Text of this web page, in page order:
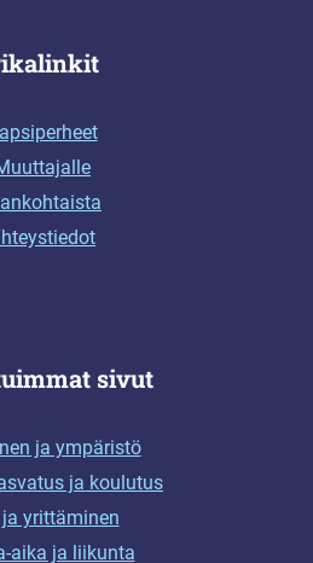
sivut
ja ympäristö
ja koulutus
yrittäminen
aika ja liikunta